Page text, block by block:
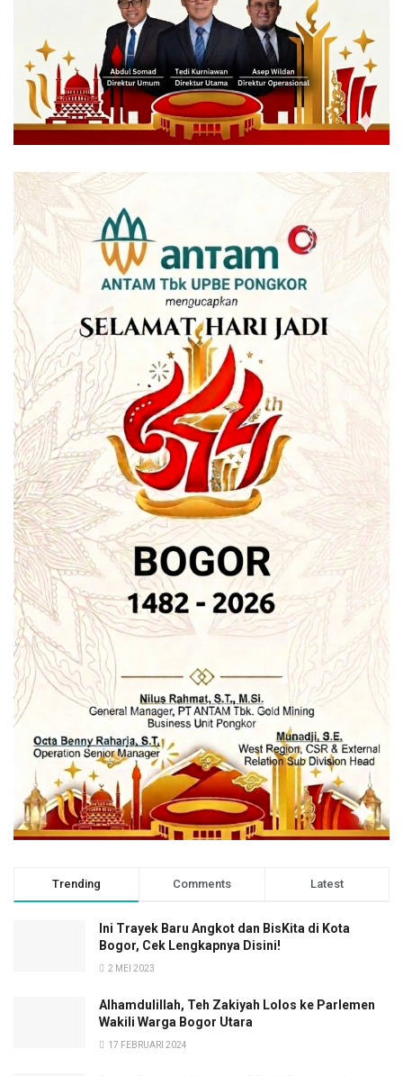
Mengusung konsep open kitchen dan dimasak oleh koki
pelanggan dengan menghindari adanya kemungkinan bau
asap yang akan menempel di baju. Karubi Maru juga
menggunakan alat panggang jet oven dalam proses
memasak yakiniku. Alat panggang jet oven ini dipilih
karena dipercaya dapat memberikan tingkat hasil
kematangan yang merata dan memastikan cita rasa yang
konsisten pada setiap potongan daging yang dibakar.
Karubi Maru menyajikan hidangan andalannya – Yakiniku
Jyu, yang dapat dinikmati secara a la carte atau dalam
bentuk paket lengkap dengan sup dan lauk yang sesuai
dengan selera orang Indonesia. Sekotak Karubi Jyu Set
dibuat menggunakan teknik tradisional Jepang, dan hanya
menggunakan bahan-bahan halal yang tersedia di
Indonesia untuk memaksimalkan cita rasa bahan-bahan
tersebut.
Tidak hanya itu, Karubi Maru juga menawarkan banyak
makanan lain seperti salad, tama toji, sukiyaki, ayam dan
seafood, berbagai pilihan saus, menu minuman dan
makanan penutup dan masih banyak lagi untuk
mendukung gaya hidup sehat pecinta yakiniku khas
Jepang.
“Dalam memanggang yakiniku, sebaiknya daging tidak
dipanggang terlalu lama. Yakiniku yang dimasak secara
sempurna akan menghasilkan daging yang lembut,
bertekstur, juicy, dan menciptakan rasa yang umami.
Selain itu, kami juga selalu menggunakan daging sapi
berkualitas yang segar serta dimarinasi dengan bumbu
Maru, Enomoto Okuto.
Trending Comments Latest
Ini Trayek Baru Angkot dan BisKita di Kota
Bogor, Cek Lengkapnya Disini!
2 MEI 2023
Alhamdulillah, Teh Zakiyah Lolos ke Parlemen
Wakili Warga Bogor Utara
17 FEBRUARI 2024